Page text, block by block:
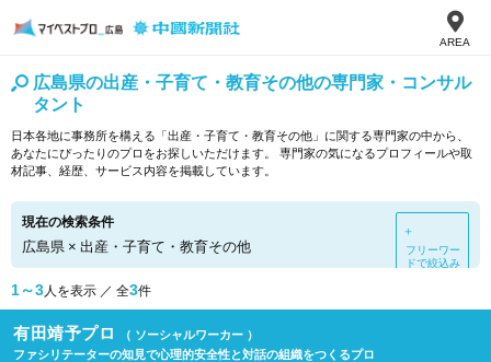
AREA
広島県の出産・子育て・教育その他の専門家・コンサル
タント
日本各地に事務所を構える「出産・子育て・教育その他」に関する専門家の中から、
あなたにぴったりのプロをお探しいただけます。 専門家の気になるプロフィールや取
材記事、経歴、サービス内容を掲載しています。
現在の検索条件
広島県 × 出産・子育て・教育その他
＋
フリーワー
ドで絞込み
1～3人を表示 ／ 全3件
有田靖予プロ
（ ソーシャルワーカー ）
ファシリテーターの知見で心理的安全性と対話の組織をつくるプロ